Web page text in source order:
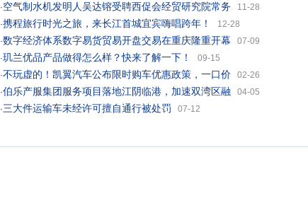
·空气制水机发明人吴达镕受聘西促会经贸研究院常务
11-28
·携程旅行时光之旅，来长江首城宜宾嗨唱跨年！
12-28
·数字经济体系数字易货贸易开盘交易在重庆隆重开幕
07-09
·玑兰优品产品做得怎么样？快来了解一下！
09-15
·不玩虚的！凯翼汽车公布限时购车优惠政策，一口价
02-26
·伯乐产服集团服务项目落地江阴临港，加速双湾区融
04-05
·三大件运输车未经许可擅自通行被处罚 07-12